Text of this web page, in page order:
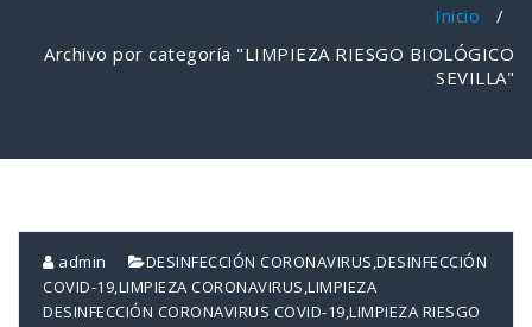
Inicio /
Archivo por categoría "LIMPIEZA RIESGO BIOLÓGICO
SEVILLA"
admin DESINFECCIÓN CORONAVIRUS,DESINFECCIÓN
COVID-19,LIMPIEZA CORONAVIRUS,LIMPIEZA
DESINFECCIÓN CORONAVIRUS COVID-19,LIMPIEZA RIESGO